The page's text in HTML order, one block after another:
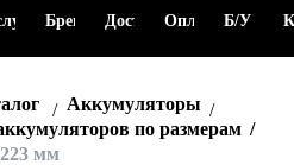
Бренды ДоставкаОплата Б/У
Аккумуляторы
по размерам
мм